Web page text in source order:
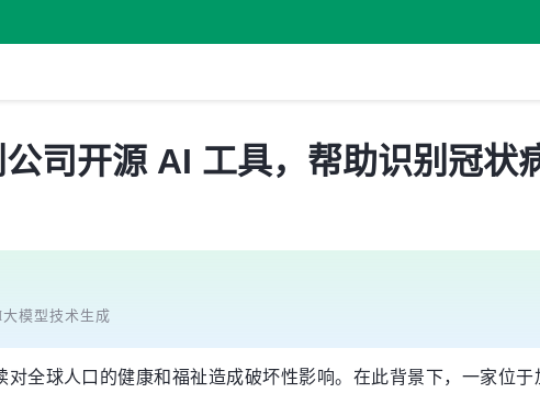
司开源 AI 工具，帮助识别冠状
模型技术生成
对全球人口的健康和福祉造成破坏性影响。在此背景下，一家位